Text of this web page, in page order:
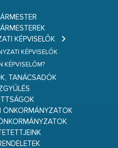
KÉPVISELŐK
KÉPVISELŐK
KÉPVISELŐM?
TANÁCSADÓK
ÖNKORMÁNYZATOK